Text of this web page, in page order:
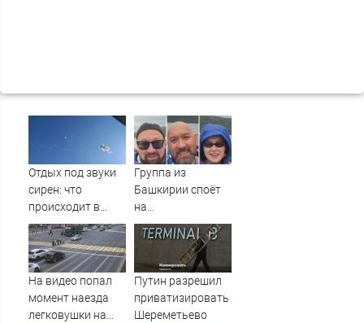
Отдых под звуки
сирен: что
происходит в
Сочи на фоне
массированных
атак
беспилотников
Группа из
Башкирии споёт
на
географическом
Северном полюсе
На видео попал
момент наезда
легковушки на
Путин разрешил
приватизировать
Шереметьево